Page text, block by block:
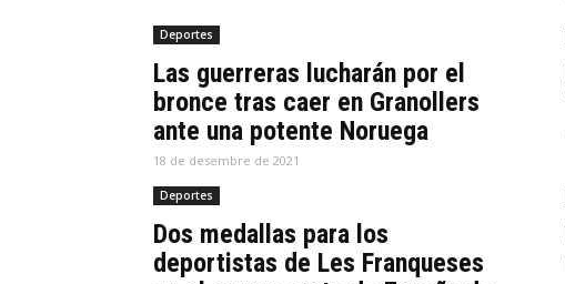
Deportes
Las guerreras lucharán por el
bronce tras caer en Granollers
ante una potente Noruega
18 de desembre de 2021
Deportes
Dos medallas para los
deportistas de Les Franqueses